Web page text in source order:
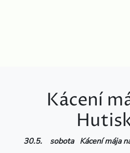
Kácení
30.5. sobota Kácení mája